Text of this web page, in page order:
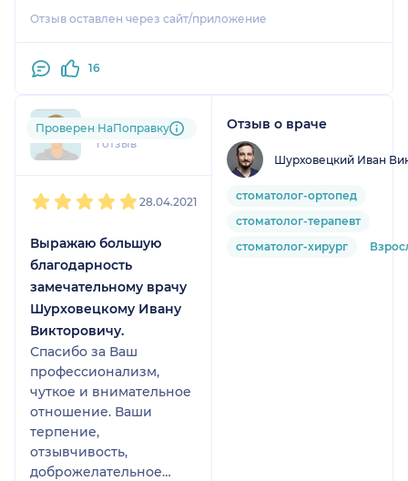
приоритеты.Начали лечение.В конечном итоге я
Вам огромное!
Отзыв оставлен через сайт/приложение
16
+7xxxxxxx70
1 отзыв
Проверен НаПоправку
28.04.2021
Выражаю большую
благодарность
замечательному врачу
Шурховецкому Ивану
Викторовичу.
Спасибо за Ваш
профессионализм,
чуткое и внимательное
отношение. Ваши
терпение,
отзывчивость,
доброжелательное
Отзыв о враче
Шурховецкий Иван
стоматолог-ортопед
стоматолог-терапевт
стоматолог-хирург